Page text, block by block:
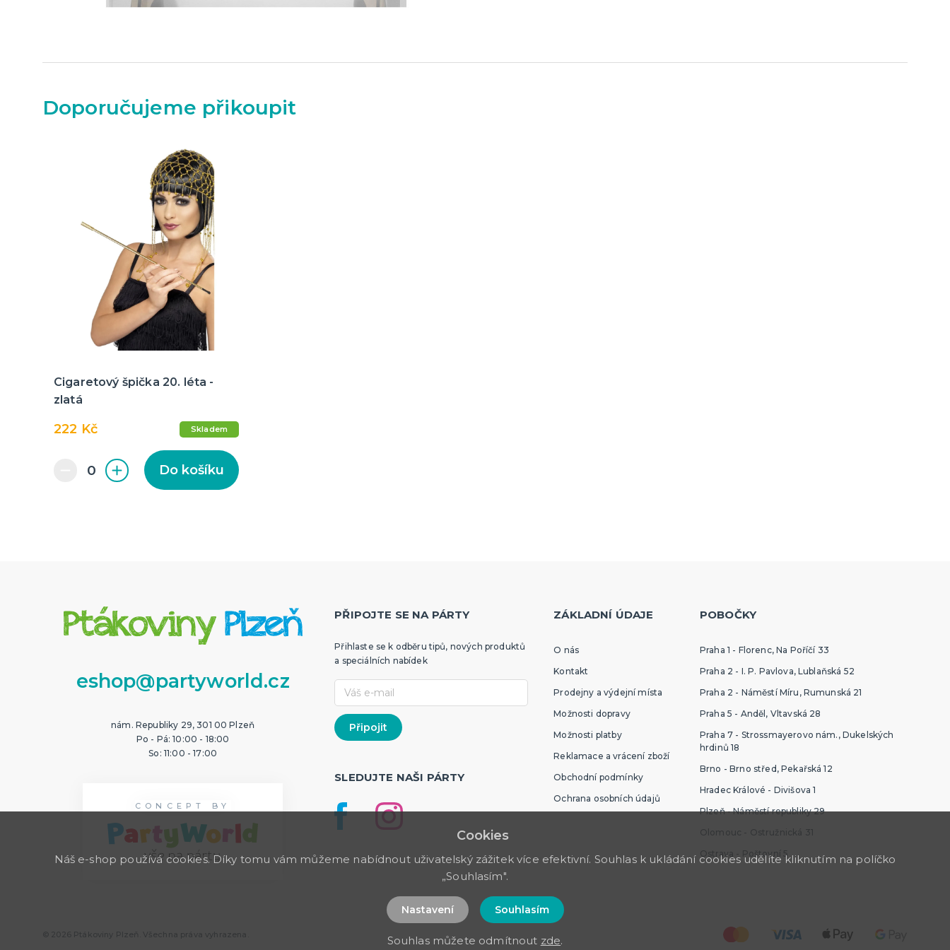
Doporučujeme přikoupit
Cigaretový špička 20. léta -
zlatá
222 Kč Skladem
Do košíku
eshop@partyworld.cz
nám. Republiky 29, 301 00 Plzeň
Po - Pá: 10:00 - 18:00
So: 11:00 - 17:00
CONCEPT BY
PŘIPOJTE SE NA PÁRTY
Přihlaste se k odběru tipů, nových produktů
a speciálních nabídek
SLEDUJTE NAŠI PÁRTY
ZÁKLADNÍ ÚDAJE
O nás
Kontakt
Prodejny a výdejní místa
Možnosti dopravy
Možnosti platby
Reklamace a vrácení zboží
Obchodní podmínky
Ochrana osobních údajů
POBOČKY
Praha 1 - Florenc, Na Poříčí 33
Praha 2 - I. P. Pavlova, Lublaňská 52
Praha 2 - Náměstí Míru, Rumunská 21
Praha 5 - Anděl, Vltavská 28
Praha 7 - Strossmayerovo nám., Dukelských
hrdinů 18
Brno - Brno střed, Pekařská 12
Hradec Králové - Divišova 1
Plzeň - Náměstí republiky 29
Olomouc - Ostružnická 31
Ostrava - Poštovní 5
© 2026 Ptákoviny Plzeň. Všechna práva vyhrazena.
Cookies
Náš e-shop používá cookies. Díky tomu vám můžeme nabídnout uživatelský zážitek více efektivní. Souhlas k ukládání cookies udělíte kliknutím na políčko
„Souhlasím".
Nastavení Souhlasím
Souhlas můžete odmítnout zde.